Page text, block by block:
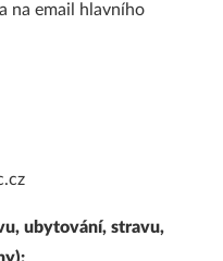
na email hlavního
ubytování, stravu,